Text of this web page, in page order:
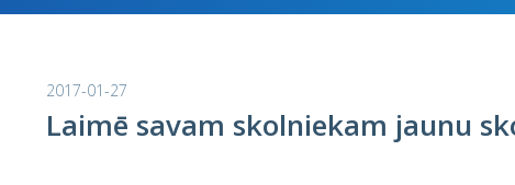
2017-01-27
Laimē savam skolniekam jaunu